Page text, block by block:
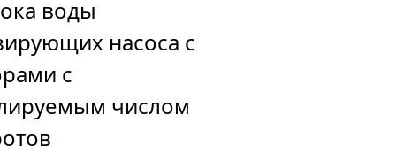
воды
насоса с
с
числом